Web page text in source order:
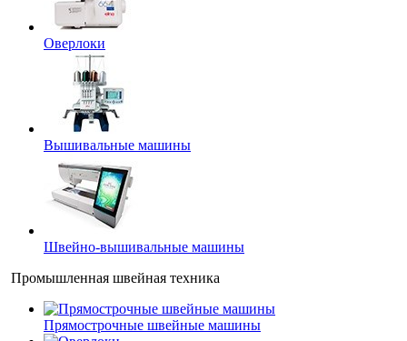
Оверлоки
Вышивальные машины
Швейно-вышивальные машины
Промышленная швейная техника
Прямострочные швейные машины